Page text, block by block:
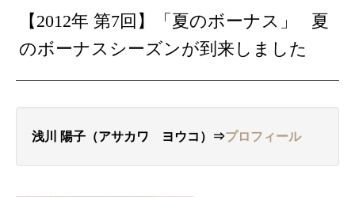
【2012年 第7回】「夏のボーナス」 夏
のボーナスシーズンが到来しました
浅川 陽子（アサカワ ヨウコ）⇒プロフィール